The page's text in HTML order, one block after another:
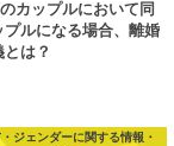
カップルにおいて同
プルになる場合、離婚
は？
ジェンダーに関する情報・